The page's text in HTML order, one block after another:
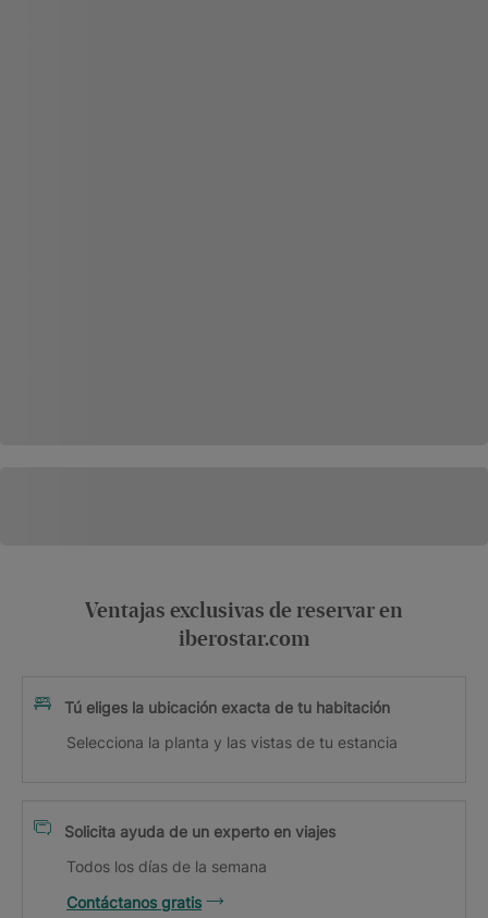
Ventajas exclusivas de reservar en
iberostar.com
Tú eliges la ubicación exacta de tu habitación
Selecciona la planta y las vistas de tu estancia
Solicita ayuda de un experto en viajes
Todos los días de la semana
Contáctanos gratis